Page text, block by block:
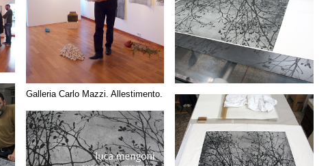
Galleria Carlo Mazzi. Allestimento.